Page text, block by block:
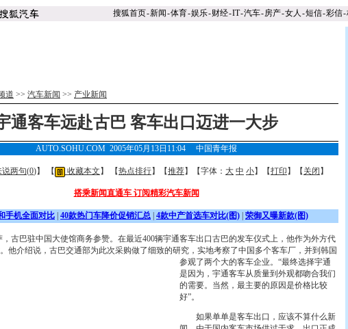
搜狐首页-新闻-体育-娱乐-财经-IT-汽车-房产-女人 -短信-彩信-
道 >> 汽车新闻 >> 产业新闻
通客车远赴古巴 客车出口迈进一大步
AUTO.SOHU.COM 2005年05月13日11:04 中国青年报
说两句(0)】 【 收藏本文 】 【热点排行】【推荐】【字体： 大 中 小】【打印 】【 关闭 】
搭乘新闻直通车 订阅精彩汽车新闻
手机全面对比 40款热门车降价促销汇总 4款中产首选车对比(图) 荣御又曝新款(图)
巴驻中国大使馆商务参赞。在最近400辆宇通客车出口古巴的发车仪式上，他作为外方代
他介绍说，古巴交通部为此次采购做了细致的研究，实地考察了中国多个客车厂，并到韩国
参观了两个大的客车企业。 “最终选择宇通
是因为，宇通客车从质量到外观都吻合我们
的需要。当然，最主要的原因是价格比较
好”。
如果单单是客车出口，应该不算什么新